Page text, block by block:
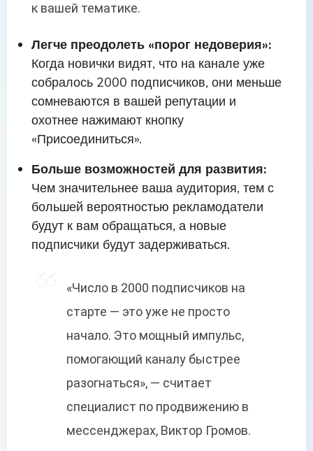
к вашей тематике.
Легче преодолеть «порог недоверия»:
Когда новички видят, что на канале уже
собралось 2000 подписчиков, они меньше
сомневаются в вашей репутации и
охотнее нажимают кнопку
«Присоединиться».
Больше возможностей для развития:
Чем значительнее ваша аудитория, тем с
большей вероятностью рекламодатели
будут к вам обращаться, а новые
подписчики будут задерживаться.
«Число в 2000 подписчиков на
старте — это уже не просто
начало. Это мощный импульс,
помогающий каналу быстрее
разогнаться», — считает
специалист по продвижению в
мессенджерах, Виктор Громов.